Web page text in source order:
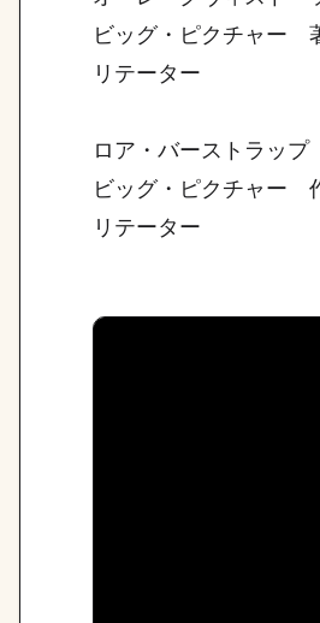
ビッグ・ピクチャー
リテーター
ロア・バーストラップ
ビッグ・ピクチャー
リテーター